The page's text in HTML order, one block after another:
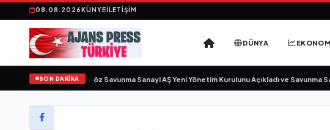
08.08.2026KÜNYEİLETIŞIM
DÜNYA
SON DAKİKA
gün sayıyor• Açıkgöz Savunma Sanayi AŞ Yeni Yönetim Kurulunu Açıkladı ve Savunma